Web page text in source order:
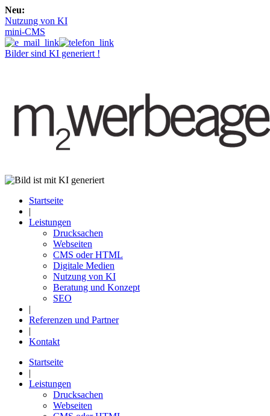
Neu:
Nutzung von KI
mini-CMS
Bilder sind KI generiert !
Startseite
|
Leistungen
Drucksachen
Webseiten
CMS oder HTML
Digitale Medien
Nutzung von KI
Beratung und Konzept
SEO
|
Referenzen und Partner
|
Kontakt
Startseite
|
Leistungen
Drucksachen
Webseiten